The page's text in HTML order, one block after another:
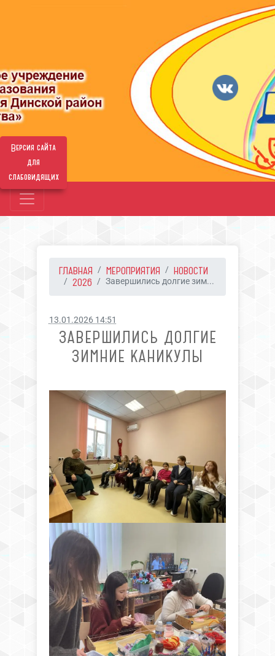
Версия сайта
для
слабовидящих
ГЛАВНАЯ МЕРОПРИЯТИЯ
НОВОСТИ
2026
Завершились долгие зим...
13.01.2026 14:51
ЗАВЕРШИЛИСЬ ДОЛГИЕ
ЗИМНИЕ КАНИКУЛЫ